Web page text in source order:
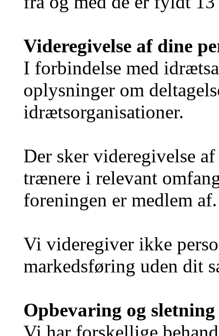
Videregivelse af dine
I forbindelse med
oplysninger om
idrætsorganisationer.
Der sker videregivelse
trænere i relevant
foreningen er medlem af.
Vi videregiver ikke
markedsføring uden dit
Opbevaring og